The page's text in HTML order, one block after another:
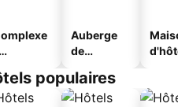
Auberge
de
populaires